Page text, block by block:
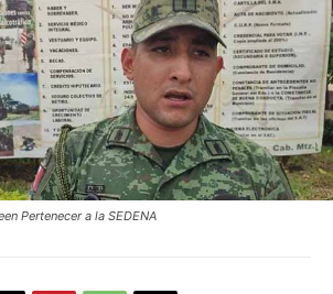
Pertenecer a la SEDENA